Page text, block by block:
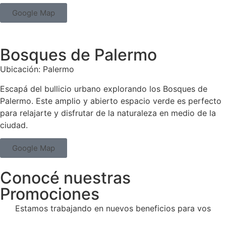
Google Map
Bosques de Palermo
Ubicación: Palermo
Escapá del bullicio urbano explorando los Bosques de
Palermo. Este amplio y abierto espacio verde es perfecto
para relajarte y disfrutar de la naturaleza en medio de la
ciudad.
Google Map
Conocé nuestras
Promociones
Estamos trabajando en nuevos beneficios para vos